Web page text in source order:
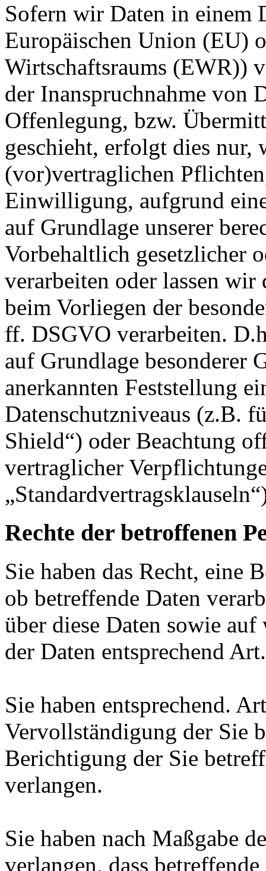
Sofern wir Daten in einem
Europäischen Union (EU)
Wirtschaftsraums (EWR))
der Inanspruchnahme von
Offenlegung, bzw.
geschieht, erfolgt dies nur,
(vor)vertraglichen
Einwilligung, aufgrund
auf Grundlage unserer
Vorbehaltlich gesetzlicher
verarbeiten oder lassen
beim Vorliegen der
ff. DSGVO verarbeiten.
auf Grundlage besonderer
anerkannten Feststellung
Datenschutzniveaus (z.B.
Shield“) oder Beachtung
vertraglicher
Rechte der betroffenen
Sie haben das Recht, eine
ob betreffende Daten
über diese Daten sowie
der Daten entsprechend
Sie haben entsprechend.
Vervollständigung der Sie
Berichtigung der Sie
verlangen.
Sie haben nach Maßgabe
verlangen, dass